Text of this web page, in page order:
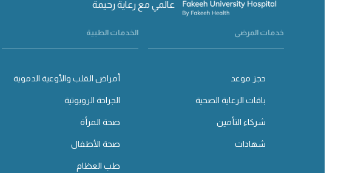
عالمي مع رعاية رحيمة
خدمات المرضى
حجز موعد
باقات الرعاية الصحية
شركاء التأمين
شهادات
الخدمات الطبية
أمراض القلب والأوعية الدموية
الجراحة الروبوتية
صحة المرأة
صحة الأطفال
طب العظام